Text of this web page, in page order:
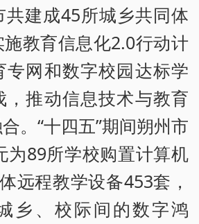
共建成45所城乡共同体
教育信息化2.0行动计
专网和数字校园达标学
，推动信息技术与教育
。“十四五”期间朔州市
为89所学校购置计算机
远程教学设备453套，
乡、校际间的数字鸿